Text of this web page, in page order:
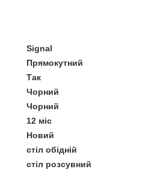
Signal
Прямокутний
Так
Чорний
Чорний
12 міс
Новий
стіл обідній
стіл розсувний